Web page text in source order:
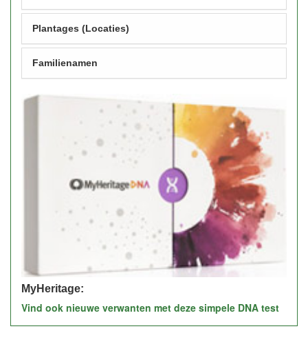
Plantages (Locaties)
Familienamen
MyHeritage:
Vind ook nieuwe verwanten met deze simpele DNA test